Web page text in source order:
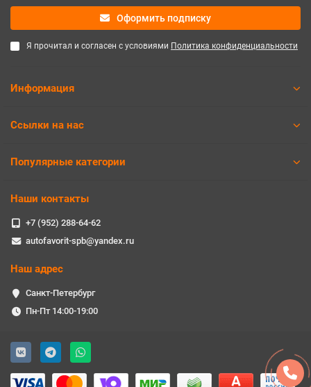
Оформить подписку
Я прочитал и согласен с условиями Политика конфиденциальности
Информация
Ссылки на нас
Популярные категории
Наши контакты
+7 (952) 288-64-62
autofavorit-spb@yandex.ru
Наш адрес
Санкт-Петербург
Пн-Пт 14:00-19:00